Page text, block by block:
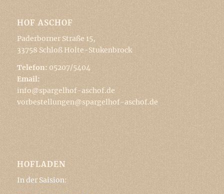
HOF ASCHOF
Paderborner Straße 15,
33758 Schloß Holte-Stukenbrock
Telefon: 05207/5404
Email:
info@spargelhof-aschof.de
vorbestellungen@spargelhof-aschof.de
HOFLADEN
In der Saision: